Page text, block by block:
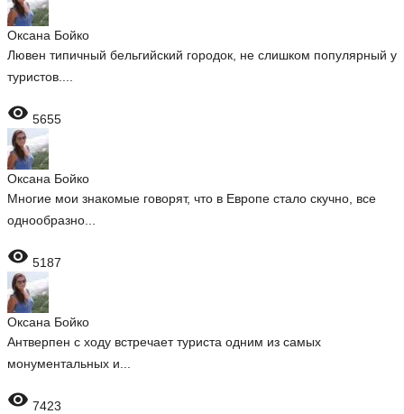
Оксана Бойко
Лювен типичный бельгийский городок, не слишком популярный у
туристов....
 5655
Оксана Бойко
Многие мои знакомые говорят, что в Европе стало скучно, все
однообразно...
 5187
Оксана Бойко
Антверпен с ходу встречает туриста одним из самых
монументальных и...
 7423